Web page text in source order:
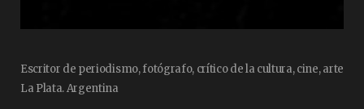
Escritor de periodismo, fotógrafo, crítico de la cultura, cine, arte
La Plata. Argentina